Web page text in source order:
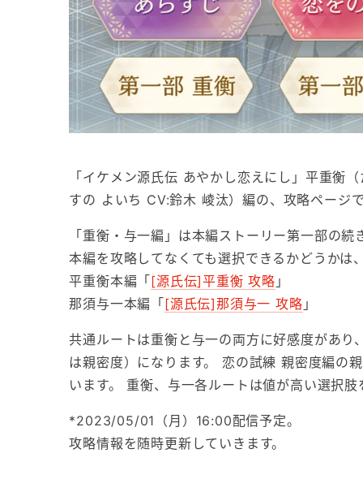
「イケメン源氏伝 あやかし恋えにし」平重衡
すの よいち CV:鈴木 崚汰）編の、攻略ページ
「重衡・与一編」は本編ストーリー第一部の
本編を攻略してなくても選択できるかどうかは
平重衡本編「[源氏伝]平重衡 攻略 」
那須与一本編「[源氏伝]那須与一 攻略 」
共通ルートは重衡と与一の両方に好感度があ
は親密度）になります。 恋の試練 親密度編の
います。 重衡、与一各ルートは値が高い選択
*2023/05/01（月）16:00配信予定。
攻略情報を随時更新していきます。